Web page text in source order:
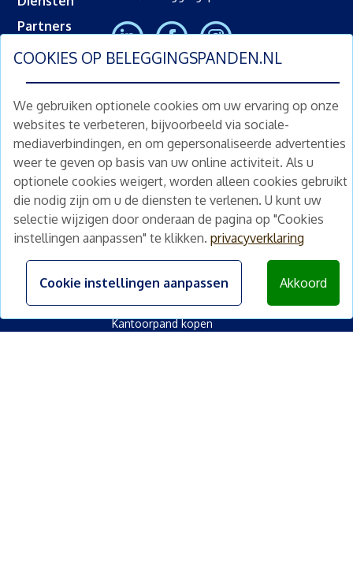
COOKIES OP BELEGGINGSPANDEN.NL
We gebruiken optionele cookies om uw ervaring op onze
websites te verbeteren, bijvoorbeeld via sociale-
mediaverbindingen, en om gepersonaliseerde advertenties
weer te geven op basis van uw online activiteit. Als u
optionele cookies weigert, worden alleen cookies gebruikt
die nodig zijn om u de diensten te verlenen. U kunt uw
selectie wijzigen door onderaan de pagina op "Cookies
instellingen aanpassen" te klikken. privacyverklaring
Cookie instellingen aanpassen Akkoord
Partners
Contact
Populaire steden
Beleggingspand kopen Amsterdam
Beleggingspand kopen Den Haag
Beleggingspand kopen Rotterdam
Beleggingspand kopen Utrecht
Kantoorpand kopen